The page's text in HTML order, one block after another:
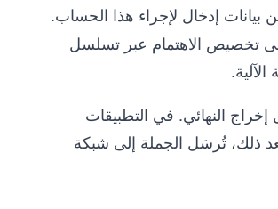
بيانات إدخال لإجراء هذا الحساب.
تخصيص الاهتمام عبر تسلسل
إخراج النهائي. في التطبيقات
ذلك، تُرسَل الجملة إلى شبكة